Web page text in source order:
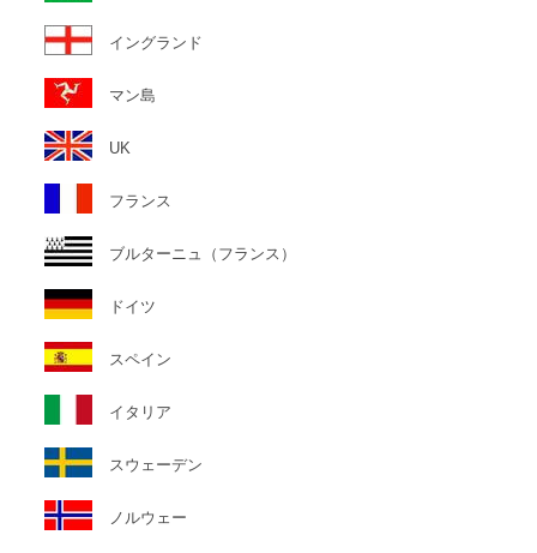
イングランド
マン島
UK
フランス
ブルターニュ（フランス）
ドイツ
スペイン
イタリア
スウェーデン
ノルウェー